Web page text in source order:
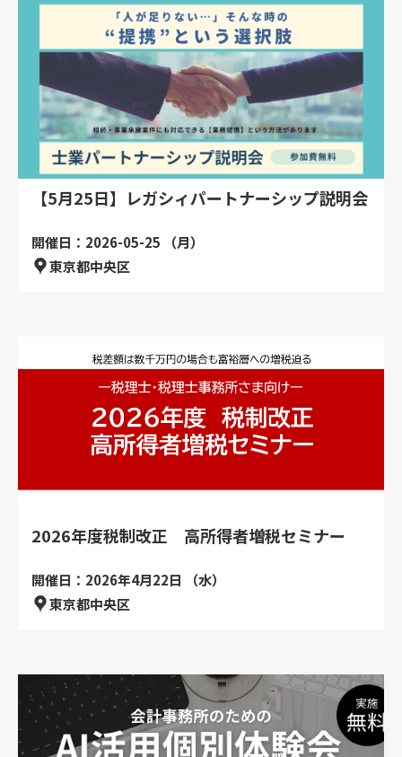
【5月25日】レガシィパートナーシップ説明会
開催日：2026-05-25 （月）
東京都中央区
2026年度税制改正 高所得者増税セミナー
開催日：2026年4月22日 （水）
東京都中央区